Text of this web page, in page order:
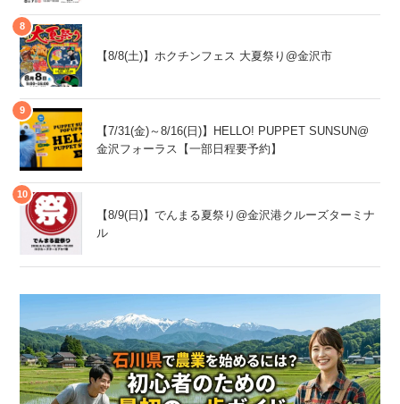
【8/8(土)】ホクチンフェス 大夏祭り@金沢市
【7/31(金)～8/16(日)】HELLO! PUPPET SUNSUN@
金沢フォーラス【一部日程要予約】
【8/9(日)】でんまる夏祭り@金沢港クルーズターミナ
ル